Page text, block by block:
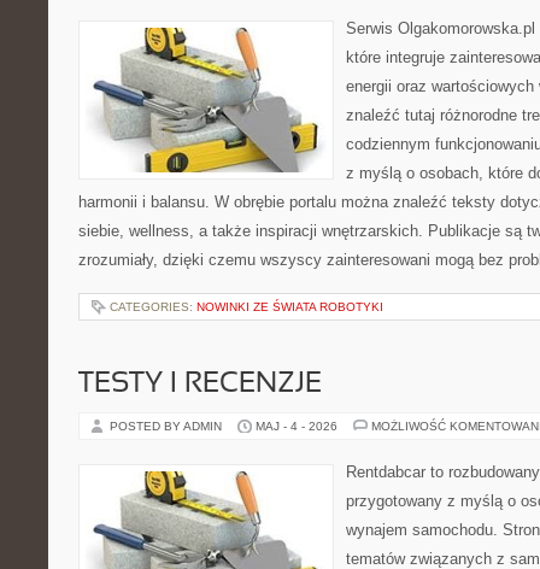
Serwis
które integruje
energii oraz
znaleźć tutaj różnorodne
codziennym
z myślą o osobach, które
harmonii i balansu. W obrębie portalu można znaleźć teksty
siebie, wellness, a także inspiracji wnętrzarskich. Publikacje są
zrozumiały, dzięki czemu wszyscy zainteresowani mogą bez
CATEGORIES: NOWINKI ZE ŚWIATA ROBOTYKI
TESTY I RECENZJE
POSTED BY ADMIN MAJ - 4 - 2026 MOŻLIWOŚĆ
Rentdabcar to
przygotowany z myślą o
wynajem samochodu.
tematów związanych z